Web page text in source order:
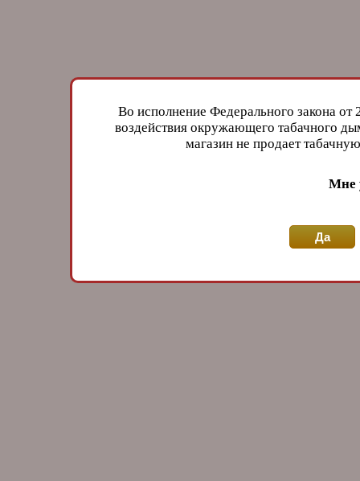
Во исполнение Федерального закона
воздействия окружающего табачного
магазин не продает
Мне
Да